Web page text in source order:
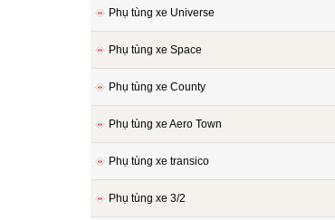
Phụ tùng xe Universe
Phụ tùng xe Space
Phụ tùng xe County
Phụ tùng xe Aero Town
Phụ tùng xe transico
Phụ tùng xe 3/2